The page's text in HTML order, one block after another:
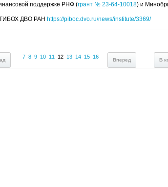
поддержке РНФ (грант № 23-64-10018) и
ТИБОХ ДВО РАН https://piboc.dvo.ru/news/institute/3369/
7 8 9 10 11 12 13 14 15 16
Вперед В